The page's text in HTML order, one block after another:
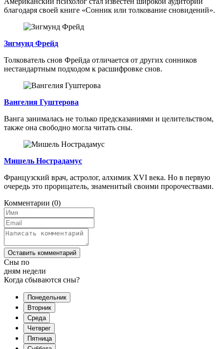
благодаря своей книге «Сонник или толкование сновидений».
Зигмунд Фрейд
Толкователь снов Фрейда отличается от других сонников
нестандартным подходом к расшифровке снов.
Вангелия Гуштерова
Ванга занималась не только предсказаниями и целительством,
также она свободно могла читать сны.
Мишель Нострадамус
Французский врач, астролог, алхимик XVI века. Но в первую
очередь это прорицатель, знаменитый своими пророчествами.
Комментарии (0)
Оставить комментарий
Сны по
дням недели
Когда сбываются сны?
Понедельник
Вторник
Среда
Четврег
Пятница